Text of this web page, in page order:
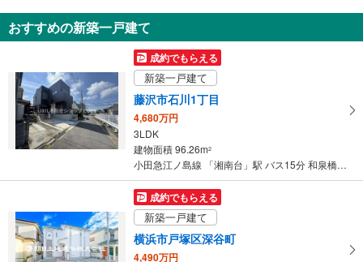
西口Ｃ
湘南台２・３・４丁目、西口広場、藤沢北警察署、藤沢北消防署、藤沢市まち
づくり協会ビル、湘南台高校、西口タクシーのりば
西口Ｄ
湘南台２・３丁目、西口広場、多摩大学、文教大学方面、湘南台交番
【小田急電鉄】
・各ホーム⇔改札
【相模鉄道】
【横浜市交通局】
・ホーム⇔改札
【小田急電鉄】【相模鉄道】【横浜市交通局】
・改札⇔西口１Ｆ
・改札⇔東口１Ｆ
トイレ
【相模鉄道】
《多機能トイレ》
・改札内
知
を
け
取
る
・
イ
ペ
おすすめの新築一戸建て
成約でもらえる
新築一戸建て
藤沢市石川1丁目
4,680万円
3LDK
建物面積 96.26m2
小田急江ノ島線 「湘南台」駅 バス15分 和泉橋 バス停下車 徒歩1分
成約でもらえる
新築一戸建て
横浜市戸塚区深谷町
4,490万円